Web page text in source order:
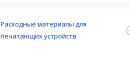
Расходные материалы для
печатающих устройств